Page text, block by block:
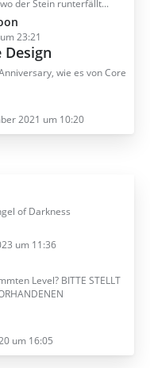
der Stein runterfällt...
23:21
wie es von Core
2021 um 10:20
of Darkness
um 11:36
Level? BITTE STELLT
um 16:05